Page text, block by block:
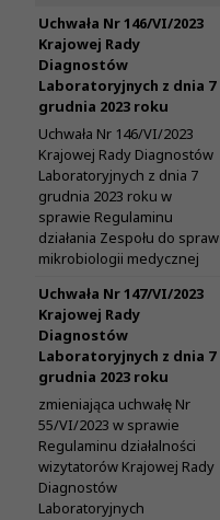
Uchwała Nr 146/VI/2023
Krajowej Rady
Diagnostów
Laboratoryjnych z dnia 7
grudnia 2023 roku
Uchwała Nr 146/VI/2023
Krajowej Rady Diagnostów
Laboratoryjnych z dnia 7
grudnia 2023 roku w
sprawie Regulaminu
działania Zespołu do spraw
mikrobiologii medycznej
Uchwała Nr 147/VI/2023
Krajowej Rady
Diagnostów
Laboratoryjnych z dnia 7
grudnia 2023 roku
zmieniająca uchwałę Nr
55/VI/2023 w sprawie
Regulaminu działalności
wizytatorów Krajowej Rady
Diagnostów
Laboratoryjnych